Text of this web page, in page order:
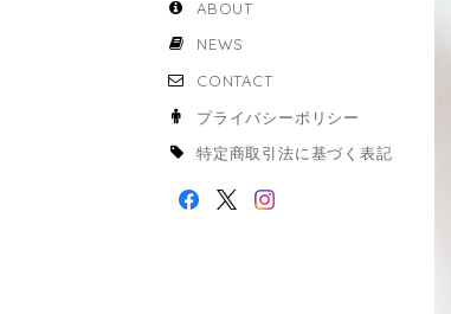
ABOUT
NEWS
CONTACT
プライバシーポリシー
特定商取引法に基づく表記